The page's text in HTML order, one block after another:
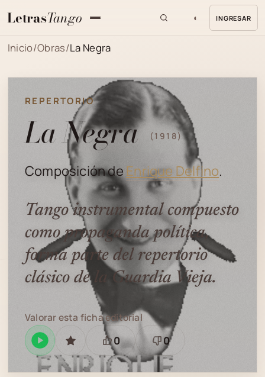
LetrasTango ◐ INGRESAR
Inicio/Obras/La Negra
REPERTORIO
La Negra (1918)
Composición deEnrique Delfino.
Tango instrumental compuesto
como propaganda política,
forma parte del repertorio
clásico de la Guardia Vieja.
Reproducir
en
GUARDAR
Valorar esta ficha editorial
Está
bien
0
Necesita
revisión
0